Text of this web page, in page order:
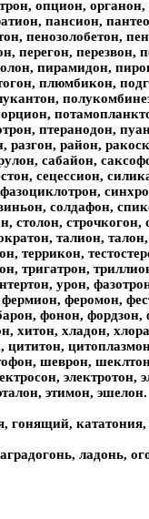
опцион,
пансион,
пенозолобетон,
перегон,
пирамидон,
плюмбикон,
птеранодон,
разгон, район,
сабайон,
сецессион,
солдафон,
столон,
талион,
террикон,
тригатрон,
урон,
феромон,
фонон,
хитон, хладон,
шеврон,
этимон, эшелон.
гонящий,
ладонь,